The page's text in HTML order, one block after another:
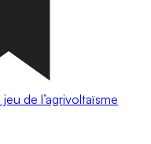
de l’agrivoltaïsme